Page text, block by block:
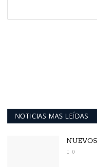
NOTICIAS MAS LEÍDAS
0